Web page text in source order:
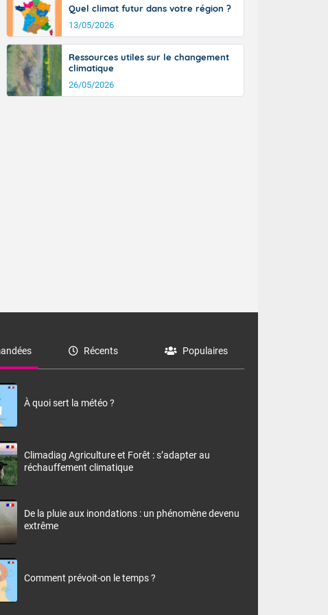
Quel climat futur dans votre région ?
13/05/2026
Ressources utiles sur le changement
climatique
26/05/2026
Récents Populaires
À quoi sert la météo ?
Climadiag Agriculture et Forêt : s’adapter au
réchauffement climatique
De la pluie aux inondations : un phénomène devenu
extrême
Comment prévoit-on le temps ?